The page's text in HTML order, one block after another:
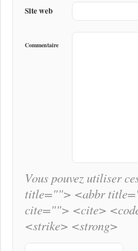
Site web
Commentaire
Vous pouvez utiliser
title=""> <abbr
cite=""> <cite>
<strike> <strong>